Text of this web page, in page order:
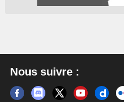
Nous suivre :